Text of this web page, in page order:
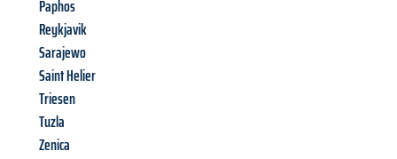
Paphos
Reykjavik
Sarajewo
Saint Helier
Triesen
Tuzla
Zenica